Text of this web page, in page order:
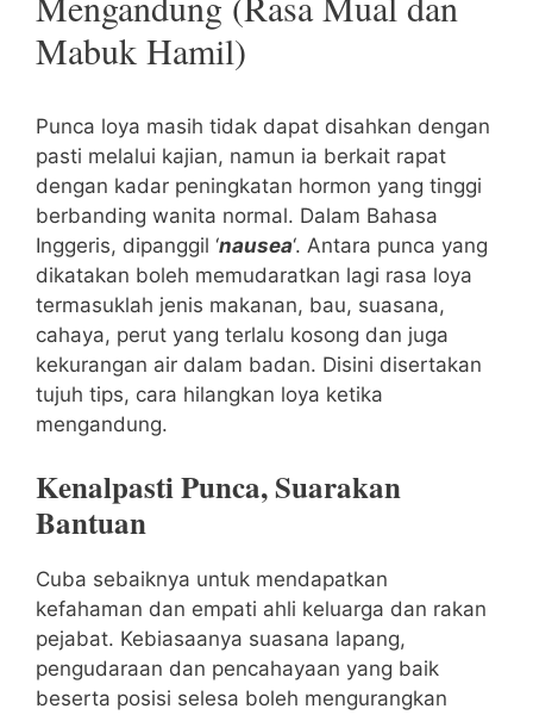
Mabuk Hamil)
Punca loya masih tidak dapat disahkan dengan
pasti melalui kajian, namun ia berkait rapat
dengan kadar peningkatan hormon yang tinggi
berbanding wanita normal. Dalam Bahasa
Inggeris, dipanggil ‘nausea‘. Antara punca yang
dikatakan boleh memudaratkan lagi rasa loya
termasuklah jenis makanan, bau, suasana,
cahaya, perut yang terlalu kosong dan juga
kekurangan air dalam badan. Disini disertakan
tujuh tips, cara hilangkan loya ketika
mengandung.
Kenalpasti Punca, Suarakan
Bantuan
Cuba sebaiknya untuk mendapatkan
kefahaman dan empati ahli keluarga dan rakan
pejabat. Kebiasaanya suasana lapang,
pengudaraan dan pencahayaan yang baik
beserta posisi selesa boleh mengurangkan